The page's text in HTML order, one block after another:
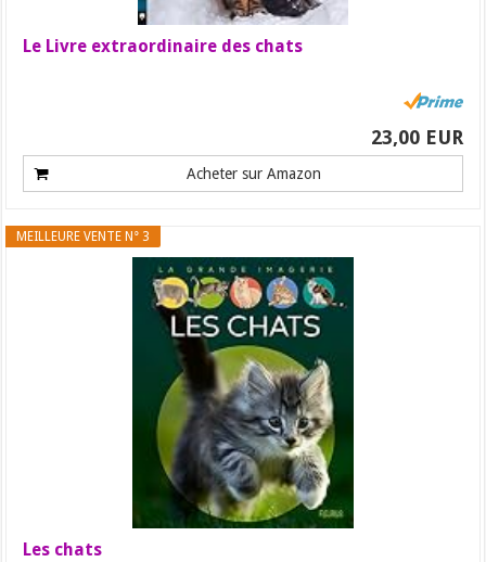
Le Livre extraordinaire des chats
23,00 EUR
Acheter sur Amazon
MEILLEURE VENTE N° 3
Les chats